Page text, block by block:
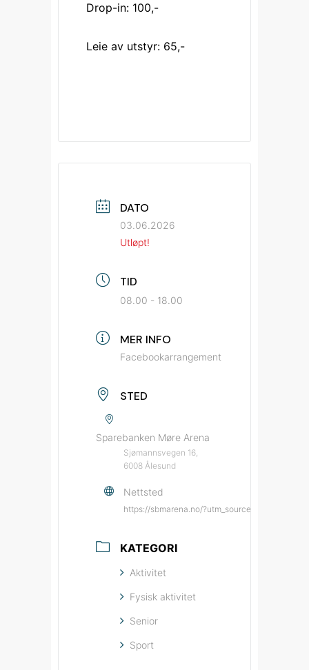
Drop-in: 100,-
Leie av utstyr: 65,-
DATO
03.06.2026
Utløpt!
TID
08.00 - 18.00
MER INFO
Facebookarrangement
STED
Sparebanken Møre Arena
Sjømannsvegen 16,
6008 Ålesund
Nettsted
https://sbmarena.no/
KATEGORI
Aktivitet
Fysisk aktivitet
Senior
Sport